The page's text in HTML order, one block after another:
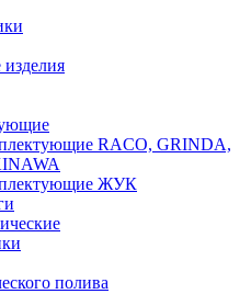
RACO, GRINDA,
ЖУК
полива